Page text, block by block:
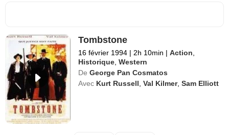
Tombstone
16 février 1994 | 2h 10min | Action
Historique ,Western
De George Pan Cosmatos
Avec Kurt Russell ,Val Kilmer,Sam Elliott